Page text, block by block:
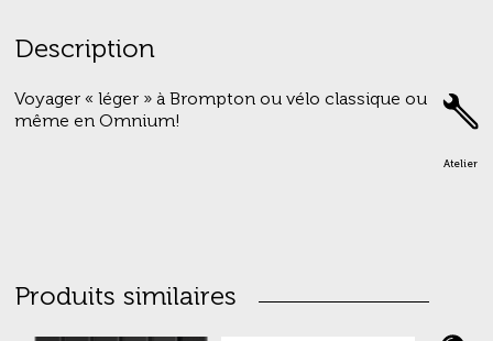
Atelier
Description
Voyager « léger » à Brompton ou vélo classique ou
même en Omnium!
Produits similaires